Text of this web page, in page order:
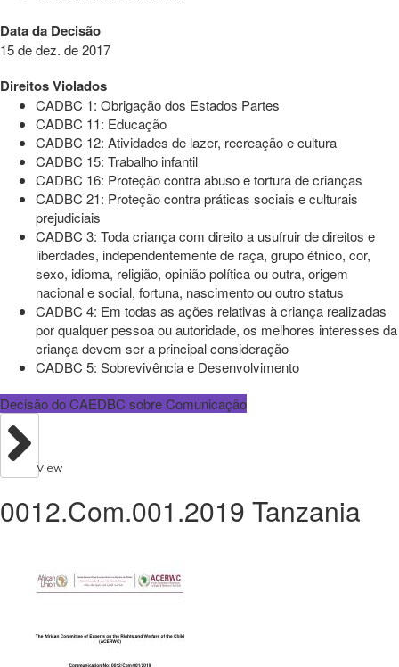
Data da Decisão
15 de dez. de 2017
Direitos Violados
CADBC 1: Obrigação dos Estados Partes
CADBC 11: Educação
CADBC 12: Atividades de lazer, recreação e cultura
CADBC 15: Trabalho infantil
CADBC 16: Proteção contra abuso e tortura de crianças
CADBC 21: Proteção contra práticas sociais e culturais
prejudiciais
CADBC 3: Toda criança com direito a usufruir de direitos e
liberdades, independentemente de raça, grupo étnico, cor,
sexo, idioma, religião, opinião política ou outra, origem
nacional e social, fortuna, nascimento ou outro status
CADBC 4: Em todas as ações relativas à criança realizadas
por qualquer pessoa ou autoridade, os melhores interesses da
criança devem ser a principal consideração
CADBC 5: Sobrevivência e Desenvolvimento
Decisão do CAEDBC sobre Comunicação
View
0012.Com.001.2019 Tanzania